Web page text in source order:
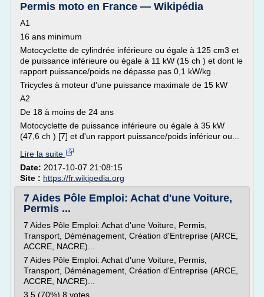
Permis moto en France — Wikipédia
A1
16 ans minimum
Motocyclette de cylindrée inférieure ou égale à 125 cm3 et
de puissance inférieure ou égale à 11 kW (15 ch ) et dont le
rapport puissance/poids ne dépasse pas 0,1 kW/kg .
Tricycles à moteur d'une puissance maximale de 15 kW
A2
De 18 à moins de 24 ans
Motocyclette de puissance inférieure ou égale à 35 kW
(47,6 ch ) [7] et d'un rapport puissance/poids inférieur ou...
Lire la suite
Date: 2017-10-07 21:08:15
Site : https://fr.wikipedia.org
7 Aides Pôle Emploi: Achat d'une Voiture,
Permis ...
7 Aides Pôle Emploi: Achat d'une Voiture, Permis,
Transport, Déménagement, Création d'Entreprise (ARCE,
ACCRE, NACRE)...
7 Aides Pôle Emploi: Achat d'une Voiture, Permis,
Transport, Déménagement, Création d'Entreprise (ARCE,
ACCRE, NACRE)...
3.5 (70%) 8 votes